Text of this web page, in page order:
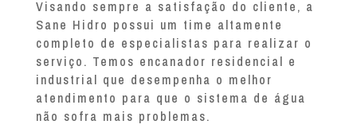
Visando sempre a satisfação do cliente, a
Sane Hidro possui um time altamente
completo de especialistas para realizar o
serviço. Temos encanador residencial e
industrial que desempenha o melhor
atendimento para que o sistema de água
não sofra mais problemas.